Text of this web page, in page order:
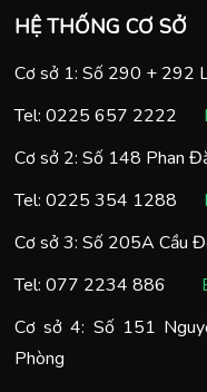
HỆ THỐNG CƠ SỞ
Cơ sở 1: Số 290 + 292
Tel: 0225 657 2222
Cơ sở 2: Số 148 Phan
Tel: 0225 354 1288
Cơ sở 3: Số 205A Cầu
Tel: 077 2234 886
Cơ sở 4: Số 151
Phòng